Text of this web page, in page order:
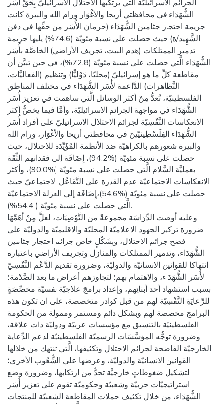
الجرائم الاسرائيليّة الَّتي يرتكبها الاحتلال الاسرائيليّ بِحَقِّ أُسَر
الشُّهَدَاء في محافظتي أريحا والأغْوَار ورام الله والبيرة كانت
جريمة احتجاز جثامين الشُّهَدَاء (حرمان الأُسَر من حقِّها في دفن
الشَّهِيد/ة) حيث حصلت على نسبة مئويّة (74.6%) يليها جريمة
تدمير الممتلكات (هدم البيت، تجريف الأراضي) الخاصَّة بأُسَر
الشُّهَدَاء الَّتي حصلت على نسبة مئويّة (72.8%)، في حين تبيَّن أن
مقاطعة كلِّ ما هو إسرائيليّ (محليّا، دَوْليًّا) وتنظيم (الفعاليَّات،
التَّظاهرات) الدَّاعمة لأُسَر الشُّهَدَاء في مختلف المناطق
الفلسطينيّة، تُعدُّ مِنْ أكثر الوسائل الَّتي ساهمت في تعزيز أُسَر
الشُّهَدَاء في مواجهة الجرائم الاسرائيليّة، وأمَّا فيما يخصُّ أكثر
الانعكاسات النَّفْسِيّة لجرائم الاحتلال الاسرائيليّ على أفراد أُسَر
الشُّهَدَاء الفِلَسْطِينيّينَ في محافظتي أريحا والأغْوَار، ورام الله
والبيرة شعورهم بالكراهيّة ضد الأنظمة المُؤَيِّدَة للاحتلال، حيث
حصلت على نسبة مئويّة (%94.2)، إِضَافَة إلى فقدانهم الثِّقَة
بعمليَّة السَّلام الَّتي حصلت على نسبة مئويّة (%90.0)، وأكثر
الانعكاسات الاجتماعيّة عدم القدرة على التَّفَاعُل الاجتماعيّ حيث
حصلت على نسبة مئويّة (%54.6)،إِضَافَة إلى العزلة الاجتماعيّة
الَّتي حصلت على نسبة مئويّة ( 54.4%).
وعليه أوصت الدِّرَاسَة مجموعةً من التَّوْصِيَات، لعلَّ مِنْ أهَمِّهَا
ضرورة تركيز الجهود الاعلاميّة المحليّة والاقليميّة والدوليّة على
فضح جرائم الاحتلال، وبِشَكْلٍ خاص جرائم احتجاز جثامين
الشُّهَدَاء، وتدمير الممتلكات والمنازل وتجريف الأراضي باعتباره
انتهاكا للقوانين الانسانيّة والدوليّة، وضرورة تقديم الدَّعْم النَّفْسِيّ
لأُسَر الشُّهَدَاء، والاهتمام بهم؛ لتجاوزهم أعراض ما بعد الصَّدْمة؛
بسبب استشهاد أحد أبنائِهم، وإعداد برامجَ علاجيّة نفسيّة مخصِّصَةٍ
للرِّعايَةِ النَّفْسِيّة لهم من قبل كوادر متخصصة، على ان تكون هذه
البرامج مخصصة لهم وبشكل دائم ومستمر وممولة من الحكومة
الفلسطينيّة بالتنسيق مع مؤسسات عربيّة ودوليّة ذات علاقة،
وضرورة توجُّه المؤسَّسَات الرسميّة الفلسطينيّة لدعم الدِّعاية
الخارجيّة الفاضحة لجرائم الاحتلال وتكثيفها، الَّتي تنتهك من خلالها
القوانين الانسانيّة والدوليّة، وعرضها على الشُّعُوب الأخرى؛
لتشكيل ضغوطاتٍ خارجيَّة تحدُّ من ارتكابها، وضرورة وضع
استراتيجيّات حزبيّة وشعبيّة وحكوميّة تقوم على تعزيز أُسَر
الشُّهَدَاء، من خلال تكثيف حملات المقاطعة الشعبيّة للمنتجات